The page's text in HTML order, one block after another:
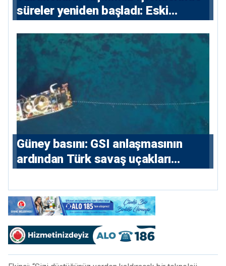
süreler yeniden başladı: Eski
konutlara 36 ay
Güney basını: ⁠GSI anlaşmasının
ardından Türk savaş uçakları